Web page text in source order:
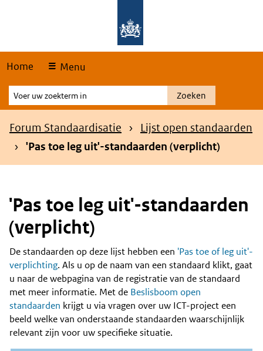
Home Menu
Voer
uw
zoekterm
Zoeken
Kruimelpad
Forum Standaardisatie
Lijst open standaarden
'Pas toe leg uit'-standaarden (verplicht)
'Pas toe leg uit'-standaarden
(verplicht)
Content
De standaarden op deze lijst hebben een 'Pas toe of leg uit'-
verplichting. Als u op de naam van een standaard klikt, gaat
u naar de webpagina van de registratie van de standaard
met meer informatie. Met de Beslisboom open
standaarden krijgt u via vragen over uw ICT-project een
beeld welke van onderstaande standaarden waarschijnlijk
relevant zijn voor uw specifieke situatie.